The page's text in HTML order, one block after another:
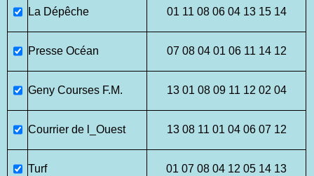
La Dépêche 01 11 08 06 04 13 15 14
Presse Océan 07 08 04 01 06 11 14 12
Geny Courses F.M. 13 01 08 09 11 12 02 04
Courrier de l_Ouest 13 08 11 01 04 06 07 12
Turf 01 07 08 04 12 05 14 13